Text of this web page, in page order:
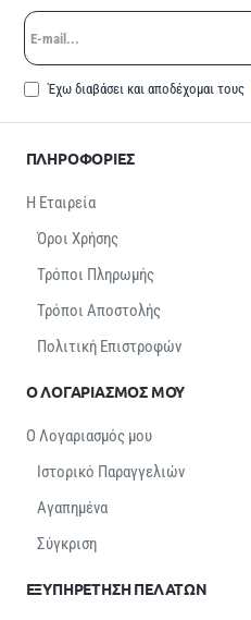
E-
mail...
Έχω διαβάσει και αποδέχομαι τους
ΠΛΗΡΟΦΟΡΙΕΣ
Η Εταιρεία
Όροι Χρήσης
Τρόποι Πληρωμής
Τρόποι Αποστολής
Πολιτική Επιστροφών
Ο ΛΟΓΑΡΙΑΣΜΟΣ ΜΟΥ
Ο Λογαριασμός μου
Ιστορικό Παραγγελιών
Αγαπημένα
Σύγκριση
ΕΞΥΠΗΡΕΤΗΣΗ ΠΕΛΑΤΩΝ